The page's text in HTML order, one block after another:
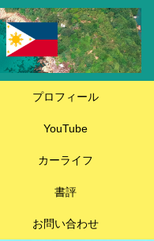
プロフィール
YouTube
カーライフ
書評
お問い合わせ